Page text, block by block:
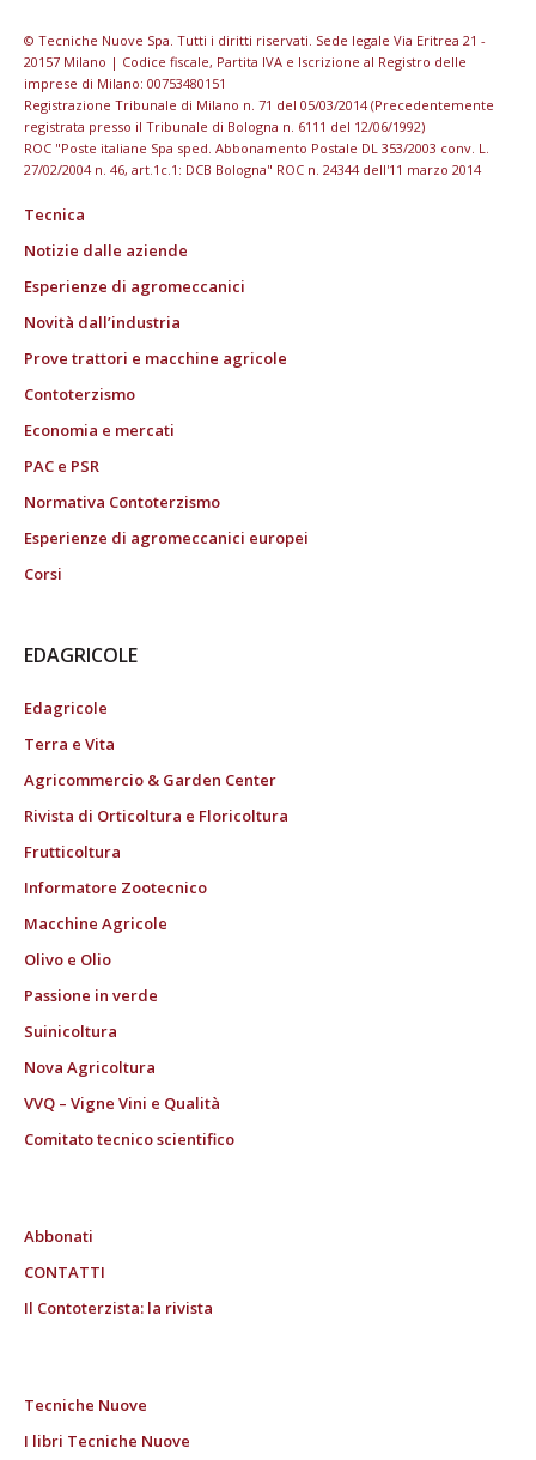
© Tecniche Nuove Spa. Tutti i diritti riservati. Sede legale Via Eritrea 21 -
20157 Milano | Codice fiscale, Partita IVA e Iscrizione al Registro delle
imprese di Milano: 00753480151
Registrazione Tribunale di Milano n. 71 del 05/03/2014 (Precedentemente
registrata presso il Tribunale di Bologna n. 6111 del 12/06/1992)
ROC "Poste italiane Spa sped. Abbonamento Postale DL 353/2003 conv. L.
27/02/2004 n. 46, art.1c.1: DCB Bologna" ROC n. 24344 dell'11 marzo 2014
Tecnica
Notizie dalle aziende
Esperienze di agromeccanici
Novità dall’industria
Prove trattori e macchine agricole
Contoterzismo
Economia e mercati
PAC e PSR
Normativa Contoterzismo
Esperienze di agromeccanici europei
Corsi
EDAGRICOLE
Edagricole
Terra e Vita
Agricommercio & Garden Center
Rivista di Orticoltura e Floricoltura
Frutticoltura
Informatore Zootecnico
Macchine Agricole
Olivo e Olio
Passione in verde
Suinicoltura
Nova Agricoltura
VVQ – Vigne Vini e Qualità
Comitato tecnico scientifico
Abbonati
CONTATTI
Il Contoterzista: la rivista
Tecniche Nuove
I libri Tecniche Nuove